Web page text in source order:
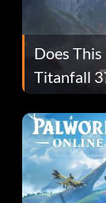
Does
Titanfall
Fans Are